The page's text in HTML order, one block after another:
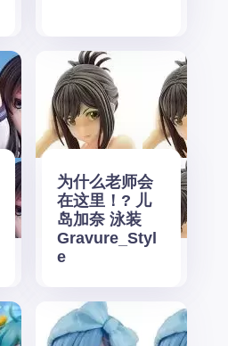
为什么老师会
在这里！? 儿
岛加奈 泳装
Gravure_Styl
e